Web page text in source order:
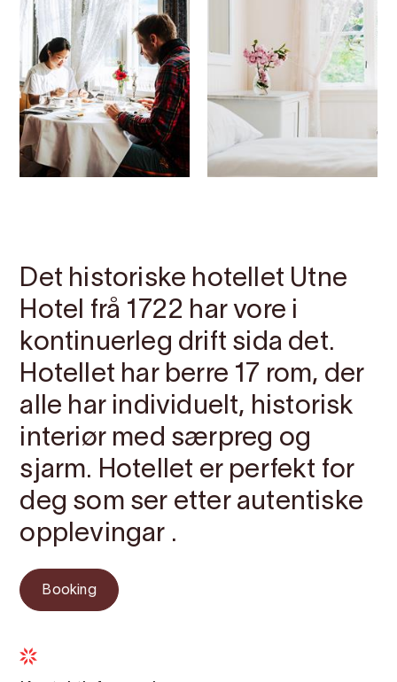
Det historiske hotellet Utne
Hotel frå 1722 har vore i
kontinuerleg drift sida det.
Hotellet har berre 17 rom, der
alle har individuelt, historisk
interiør med særpreg og
sjarm. Hotellet er perfekt for
deg som ser etter autentiske
opplevingar .
Booking